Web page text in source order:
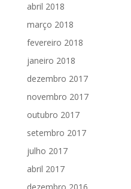
abril 2018
março 2018
fevereiro 2018
janeiro 2018
dezembro 2017
novembro 2017
outubro 2017
setembro 2017
julho 2017
abril 2017